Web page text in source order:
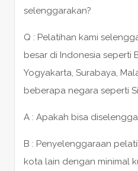
selenggarakan?
Q : Pelatihan kami
besar di Indonesia seperti
Yogyakarta, Surabaya,
beberapa negara seperti
A : Apakah bisa
B : Penyelenggaraan
kota lain dengan minimal